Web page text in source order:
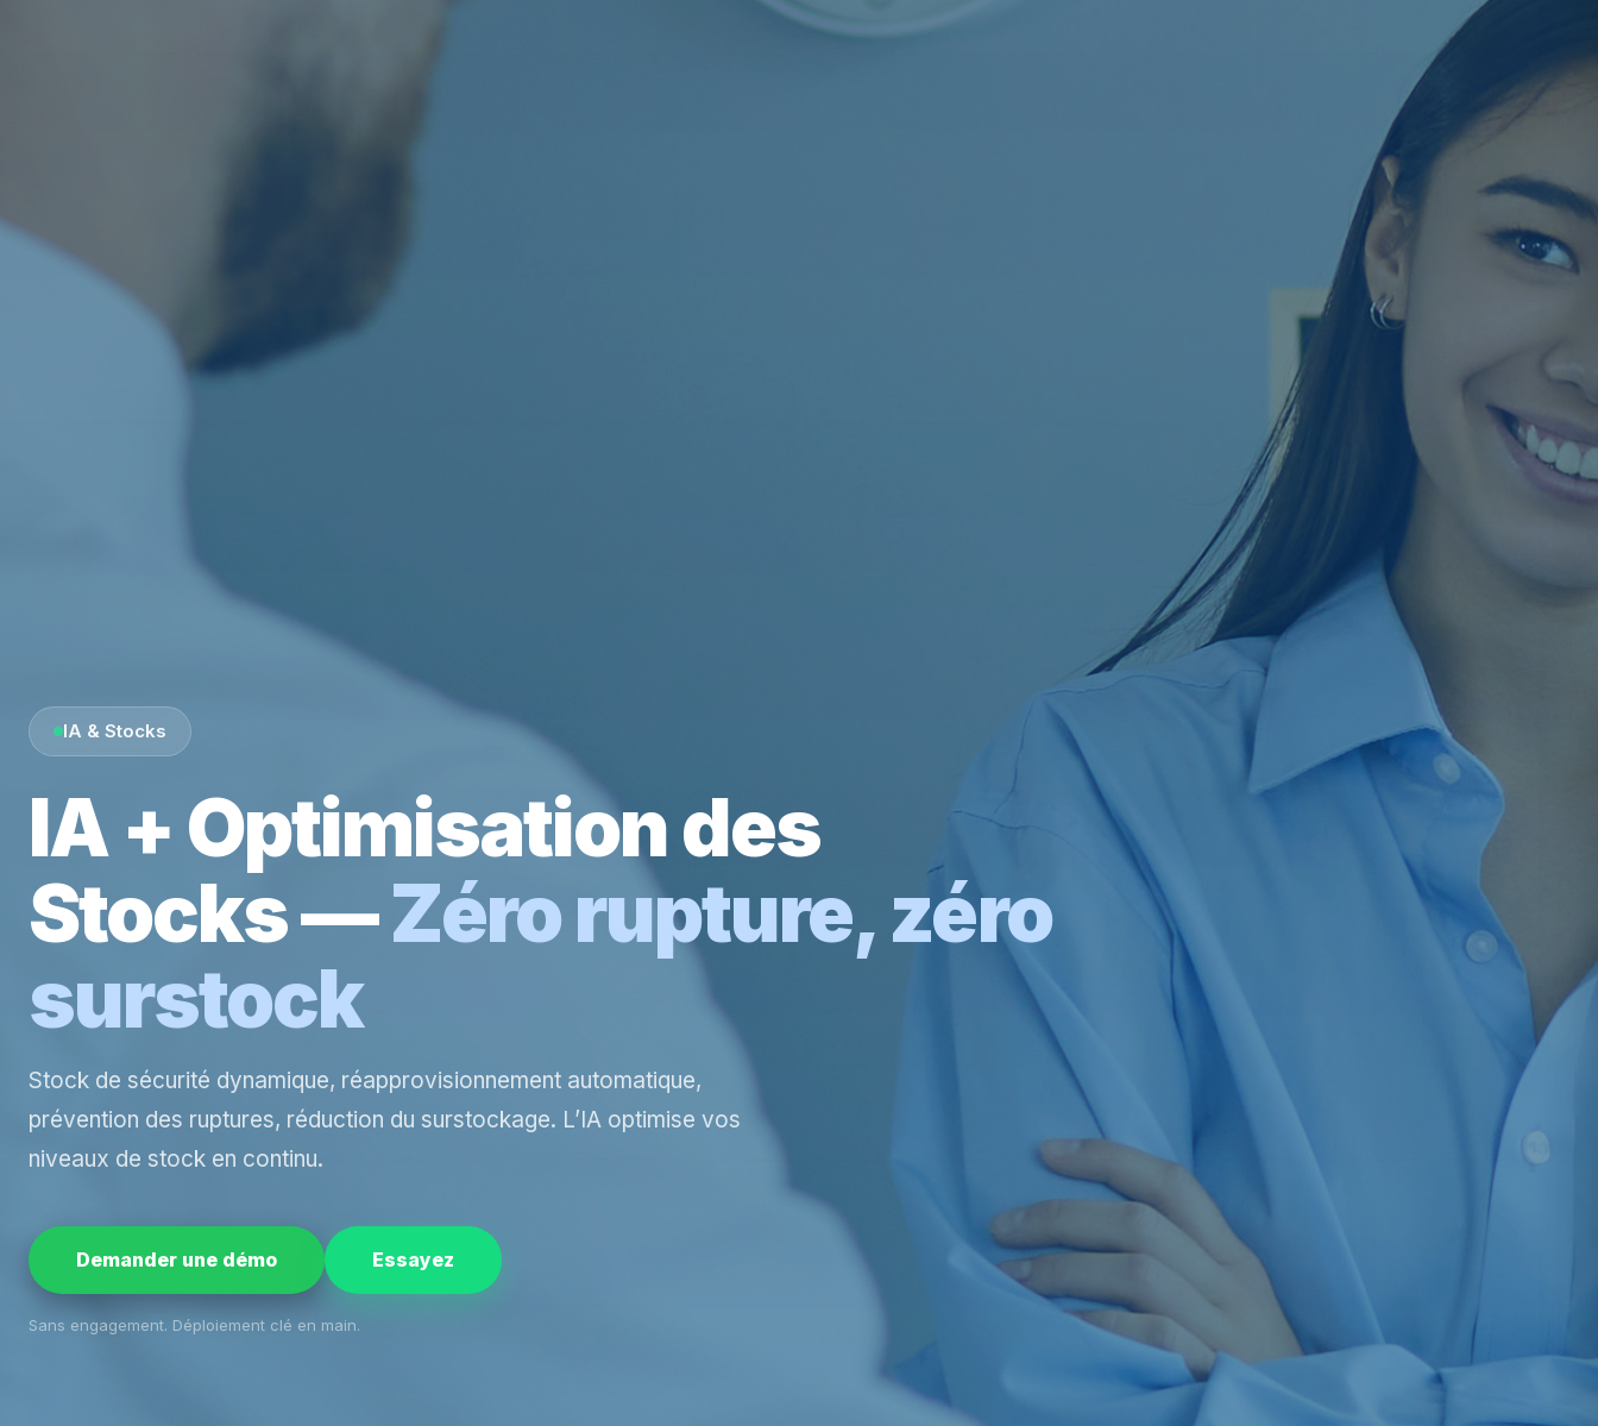
IA & Stocks
IA + Optimisation des
Stocks —Zéro rupture, zéro
surstock
Stock de sécurité dynamique, réapprovisionnement automatique,
prévention des ruptures, réduction du surstockage. L’IA optimise vos
niveaux de stock en continu.
Demander une démo Essayez
Sans engagement. Déploiement clé en main.